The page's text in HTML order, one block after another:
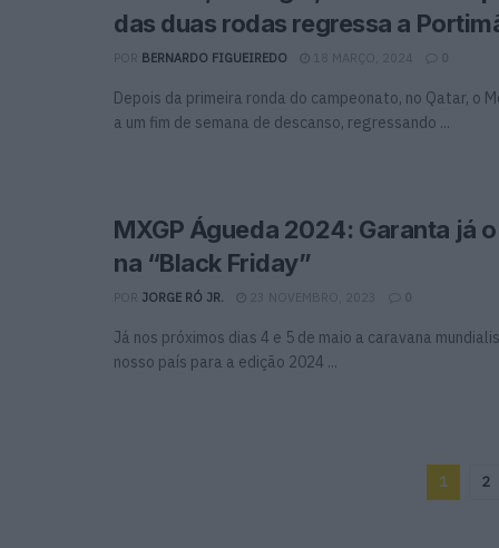
das duas rodas regressa a
BERNARDO FIGUEIREDO 18 MARÇO, 2024 0
Depois da primeira ronda do campeonato, no Qatar, o
a um fim de semana de descanso, regressando ...
MXGP Águeda 2024: Garanta já
na “Black Friday”
JORGE RÓ JR. 23 NOVEMBRO, 2023 0
Já nos próximos dias 4 e 5 de maio a caravana
nosso país para a edição 2024 ...
1 2